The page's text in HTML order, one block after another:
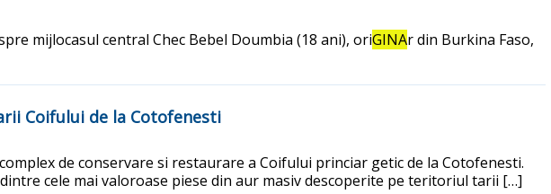
mijlocasul central Chec Bebel Doumbia (18 ani), oriGINAr din Burkina Faso,
Coifului de la Cotofenesti
de conservare si restaurare a Coifului princiar getic de la Cotofenesti.
cele mai valoroase piese din aur masiv descoperite pe teritoriul tarii […]